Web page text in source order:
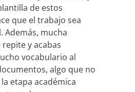
de estos
que el trabajo sea
Además, mucha
y acabas
vocabulario al
algo que no
etapa académica